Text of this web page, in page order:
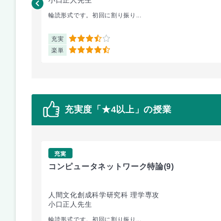
輪読形式です。初回に割り振り...
充実 3.5
楽単 4.5
充実度「★4以上」の授業
充実
コンピュータネットワーク特論(9)
人間文化創成科学研究科 理学専攻
小口正人先生